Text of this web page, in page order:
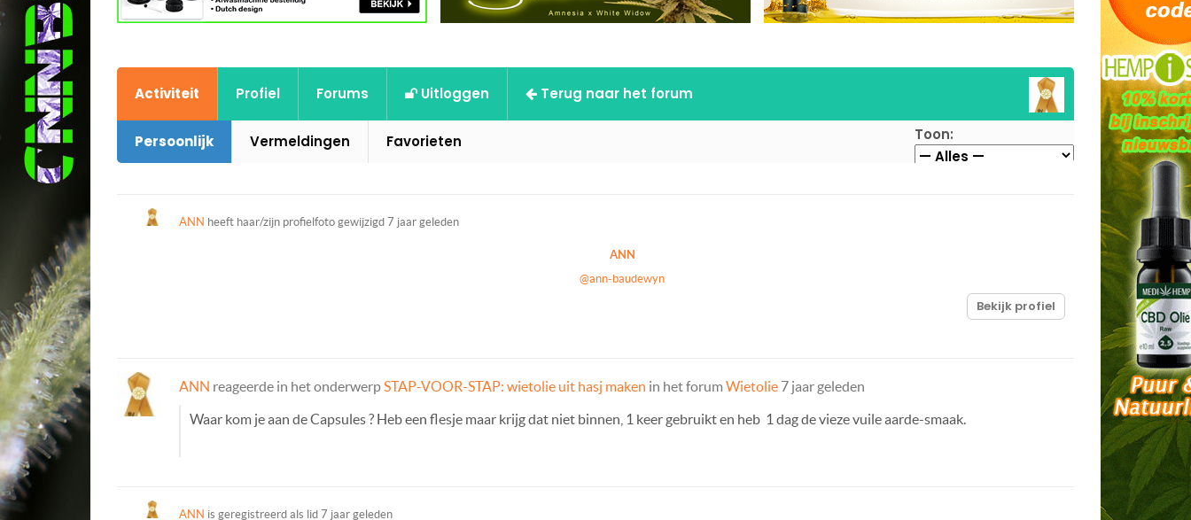
Activiteit Profiel Forums Uitloggen Terug naar het forum
Persoonlijk Vermeldingen Favorieten Toon:
ANN heeft haar/zijn profielfoto gewijzigd 7 jaar geleden
ANN
@ann-baudewyn
Bekijk profiel
ANN reageerde in het onderwerp STAP-VOOR-STAP: wietolie uit hasj maken in het forum Wietolie 7 jaar geleden
Waar kom je aan de Capsules ? Heb een flesje maar krijg dat niet binnen, 1 keer gebruikt en heb 1 dag de vieze vuile aarde-smaak.
ANN is geregistreerd als lid 7 jaar geleden